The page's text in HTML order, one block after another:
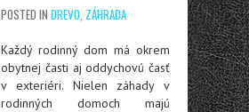
POSTED IN DREVO, ZÁHRADA
Každý rodinný dom má okrem
obytnej časti aj oddychovú časť
v exteriéri. Nielen záhady v
rodinných domoch majú